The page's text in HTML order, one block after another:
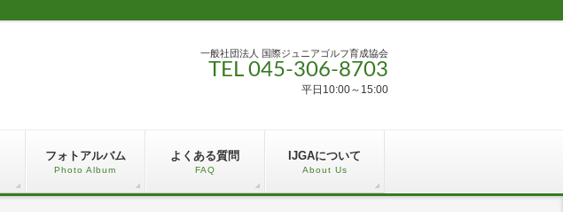
一般社団法人 国際ジュニアゴルフ育成協会
TEL 045-306-8703
平日10:00～15:00
フォトアルバム
Photo Album
よくある質問
FAQ
IJGAについて
About Us